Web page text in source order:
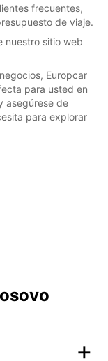
frecuentes,
de viaje.
nuestro sitio web
Europcar
para usted en
asegúrese de
para explorar